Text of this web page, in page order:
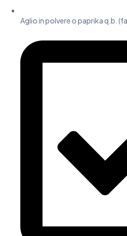
Aglio in polvere o paprika q.b.